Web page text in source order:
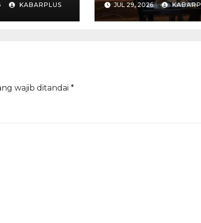
KABARPLUS
Madiun dalam
PPAS APBD
JUL 29, 2026
wajib ditandai *